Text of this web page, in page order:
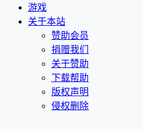
游戏
关于本站
赞助会员
捐赠我们
关于赞助
下载帮助
版权声明
侵权删除